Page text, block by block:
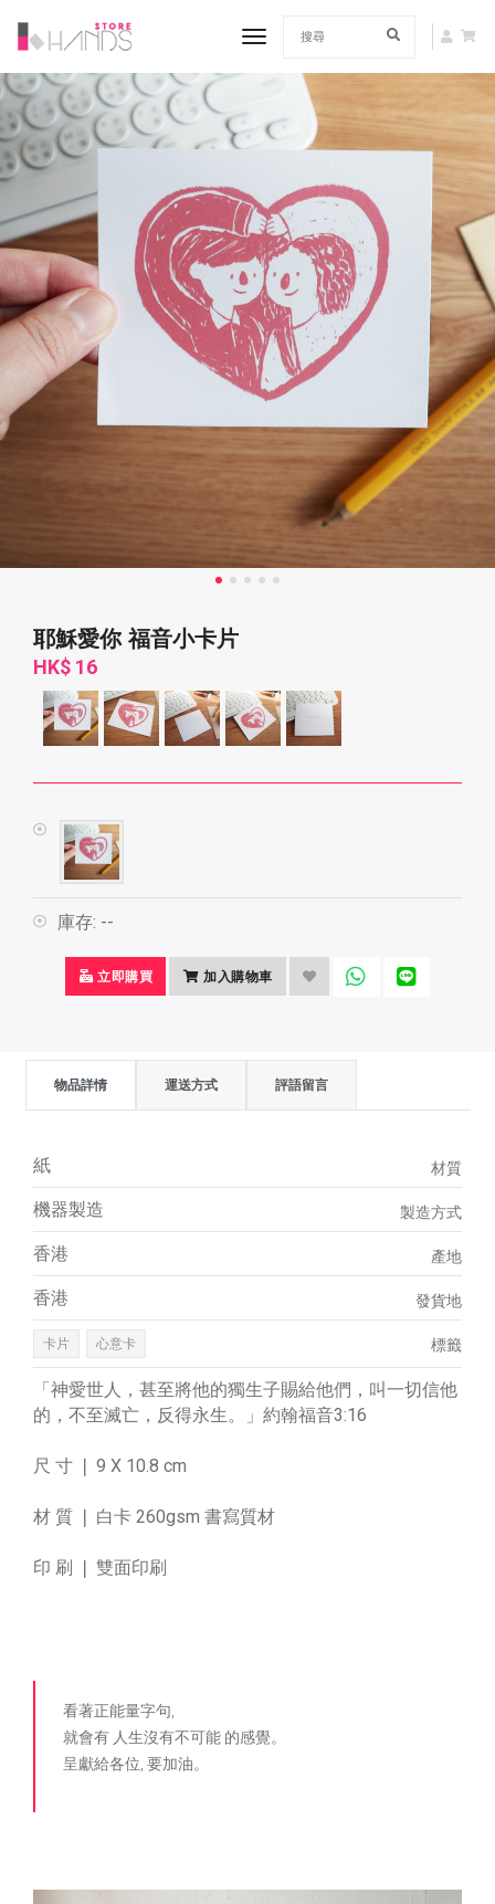
toggle navigation
耶穌愛你 福音小卡片
HK$ 16
庫存: --
立即購買 加入購物車
物品詳情 運送方式 評語留言
材質
紙
製造方式
機器製造
產地
香港
發貨地
香港
標籤
卡片 心意卡
「神愛世人，甚至將他的獨生子賜給他們，叫一切信他
的，不至滅亡，反得永生。」約翰福音3:16
尺 寸 ❘ 9 X 10.8 cm
材 質 ❘ 白卡 260gsm 書寫質材
印 刷 ❘ 雙面印刷
看著正能量字句,
就會有 人生沒有不可能 的感覺。
呈獻給各位, 要加油。